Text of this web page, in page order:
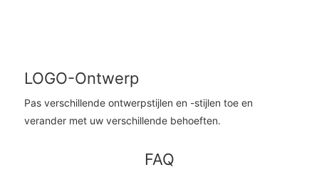
LOGO-Ontwerp
Pas verschillende ontwerpstijlen en -stijlen toe en
verander met uw verschillende behoeften.
FAQ